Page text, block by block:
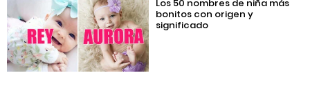
Los 50 nombres de niña más
bonitos con origen y
significado